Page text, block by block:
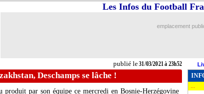
publié le31/03/2021 à 23h52
Les Infos du Football
emplacement
Deschamps se lâche !
produit par son équipe ce mercredi en Bosnie-Herzégovine